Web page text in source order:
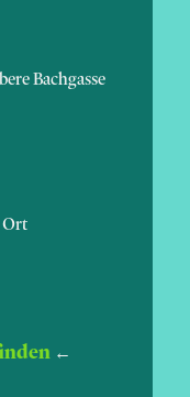
Bachgasse
Ort
←